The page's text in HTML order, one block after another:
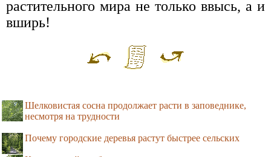
растительного мира не только ввысь, а и
вширь!
Шелковистая сосна продолжает расти в заповеднике,
несмотря на трудности
Почему городские деревья растут быстрее сельских